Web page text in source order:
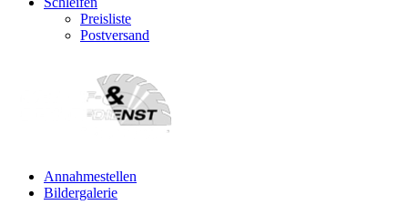
Preisliste
Postversand
Annahmestellen
Bildergalerie